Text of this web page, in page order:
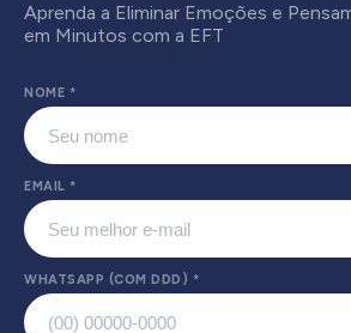
Aprenda a Eliminar Emoções e
em Minutos com a EFT
NOME *
EMAIL *
WHATSAPP (COM DDD) *